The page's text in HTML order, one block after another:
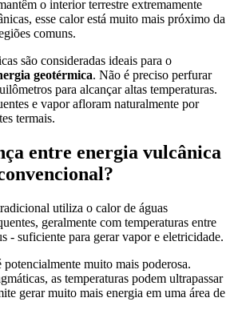
o interior terrestre extremamente
esse calor está muito mais próximo da
comuns.
são consideradas ideais para o
geotérmica. Não é preciso perfurar
para alcançar altas temperaturas.
e vapor afloram naturalmente por
termais.
entre energia vulcânica
utiliza o calor de águas
geralmente com temperaturas entre
- suficiente para gerar vapor e eletricidade.
potencialmente muito mais poderosa.
as temperaturas podem ultrapassar
gerar muito mais energia em uma área de